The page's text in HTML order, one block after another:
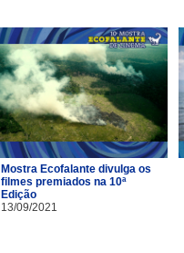
Mostra Ecofalante divulga os
filmes premiados na 10ª
Edição
13/09/2021